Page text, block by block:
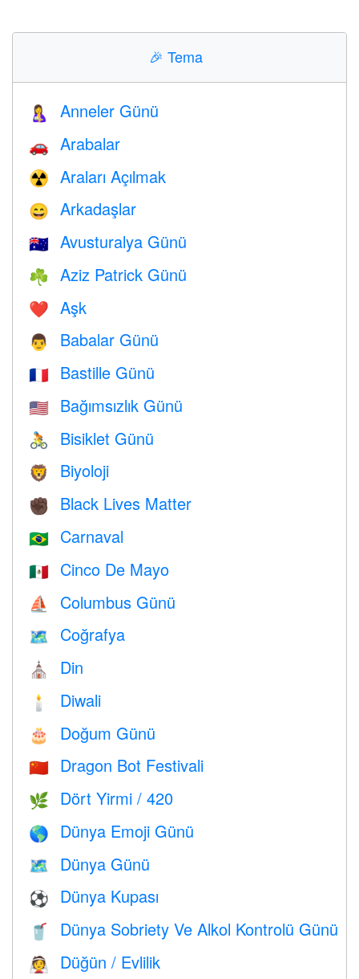
🎉 Tema
🤱 Anneler Günü
🚗 Arabalar
☢️ Araları Açılmak
😄 Arkadaşlar
🇦🇺 Avusturalya Günü
☘️ Aziz Patrick Günü
❤️️ Aşk
👨 Babalar Günü
🇫🇷 Bastille Günü
🇺🇸 Bağımsızlık Günü
🚴 Bisiklet Günü
🦁 Biyoloji
✊🏿 Black Lives Matter
🇧🇷 Carnaval
🇲🇽 Cinco De Mayo
⛵️ Columbus Günü
🗺 Coğrafya
⛪️ Din
🕯 Diwali
🎂 Doğum Günü
🇨🇳 Dragon Bot Festivali
🌿 Dört Yirmi / 420
🌎 Dünya Emoji Günü
🗺️ Dünya Günü
⚽ Dünya Kupası
🥤 Dünya Sobriety Ve Alkol Kontrolü Günü
👰 Düğün / Evlilik